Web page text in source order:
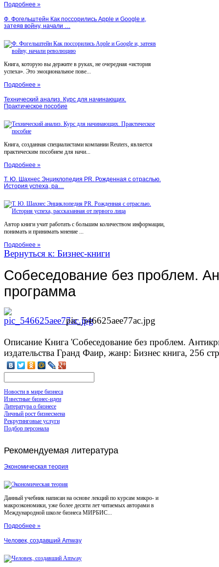
Подробнее »
Ф. Фогельштейн Как поссорились Apple и Google и,
затеяв войну, начали …
Книга, которую вы держите в руках, не очередная «история
успеха». Это эмоциональное пове...
Подробнее »
Технический анализ. Курс для начинающих.
Практическое пособие
Книга, созданная специалистами компании Reuters, является
практическим пособием для начи...
Подробнее »
Т. Ю. Шахнес Энциклопедия PR. Рожденная с отраслью.
История успеха, ра…
Автор книги учит работать с большим количеством информации,
понимать и принимать мнение ...
Подробнее »
Вернуться к: Бизнес-книги
Собеседование без проблем.
программа
pic_546625aee77ac.jpg
Описание Книга 'Собеседование без проблем.
издательства Гранд Фаир, жанр: Бизнес книга, 256
Новости в мире бизнеса
Известные бизнес-идеи
Литература о бизнесе
Личный рост бизнесмена
Рекрутинговые услуги
Подбор персонала
Рекомендуемая литература
Экономическая теория
Данный учебник написан на основе лекций по курсам микро- и
макроэкономики, уже более десяти лет читаемых авторами в
Международной школе бизнеса МИРБИС...
Подробнее »
Человек, создавший Amway